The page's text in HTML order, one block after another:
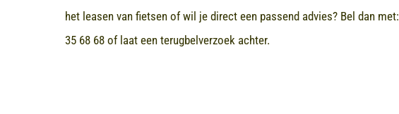
het leasen van fietsen of wil je direct een passend advies? Bel dan met:
35 68 68of laat een terugbelverzoek achter.